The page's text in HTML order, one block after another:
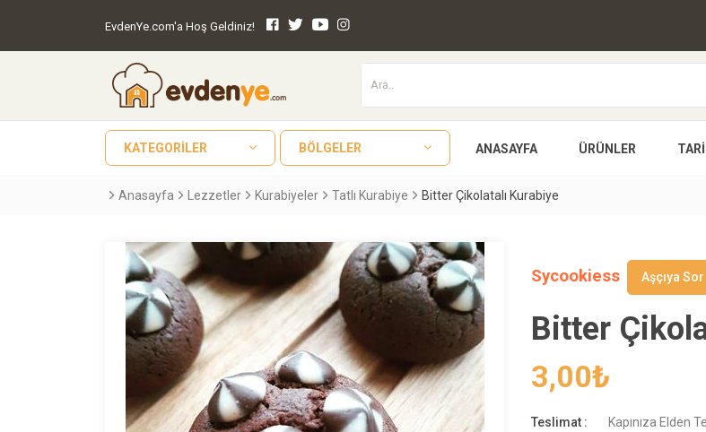
EvdenYe.com'a Hoş Geldiniz!
KATEGORILER BÖLGELER ANASAYFA ÜRÜNLER
Anasayfa Lezzetler Kurabiyeler Tatlı Kurabiye Bitter Çikolatalı Kurabiye
Sycookiess Aşçıya Sor
Bitter
3,00₺
Teslimat : Kapınıza Elden